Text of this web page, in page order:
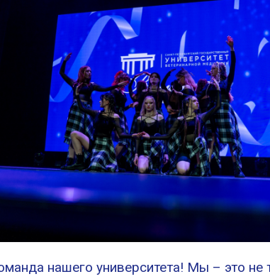
нашего университета! Мы – это